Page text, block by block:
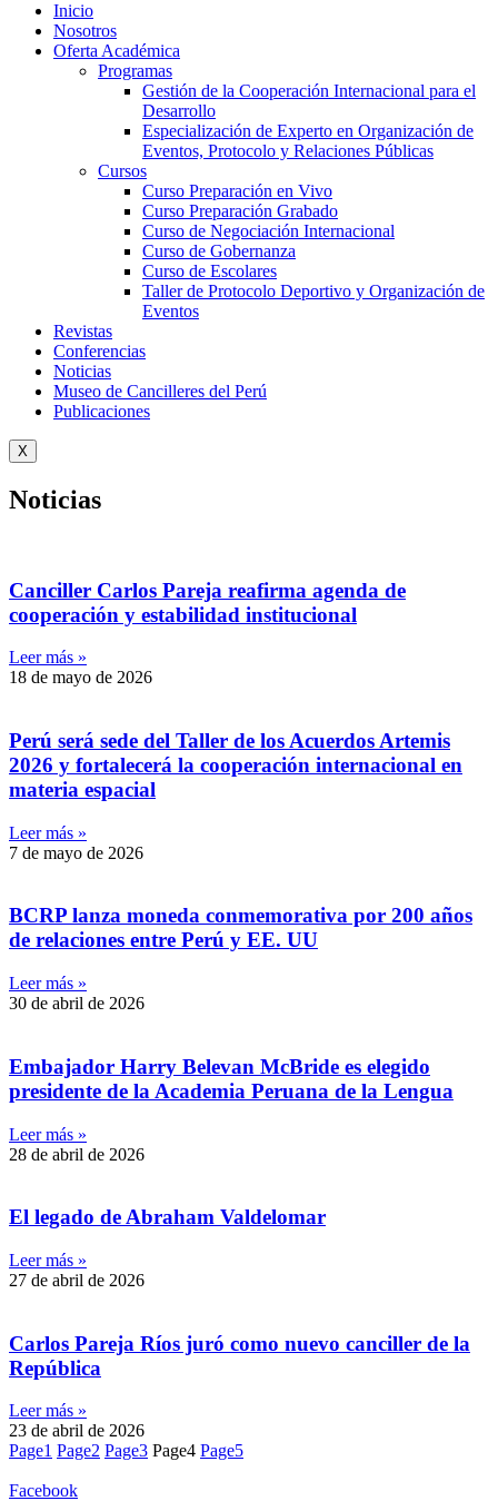
Inicio
Nosotros
Oferta Académica
Programas
Gestión de la Cooperación Internacional para el
Desarrollo
Especialización de Experto en Organización de
Eventos, Protocolo y Relaciones Públicas
Cursos
Curso Preparación en Vivo
Curso Preparación Grabado
Curso de Negociación Internacional
Curso de Gobernanza
Curso de Escolares
Taller de Protocolo Deportivo y Organización de
Eventos
Revistas
Conferencias
Noticias
Museo de Cancilleres del Perú
Publicaciones
X
Noticias
Canciller Carlos Pareja reafirma agenda de
cooperación y estabilidad institucional
Leer más »
18 de mayo de 2026
Perú será sede del Taller de los Acuerdos Artemis
2026 y fortalecerá la cooperación internacional en
materia espacial
Leer más »
7 de mayo de 2026
BCRP lanza moneda conmemorativa por 200 años
de relaciones entre Perú y EE. UU
Leer más »
30 de abril de 2026
Embajador Harry Belevan McBride es elegido
presidente de la Academia Peruana de la Lengua
Leer más »
28 de abril de 2026
El legado de Abraham Valdelomar
Leer más »
27 de abril de 2026
Carlos Pareja Ríos juró como nuevo canciller de la
República
Leer más »
23 de abril de 2026
Page1 Page2 Page3 Page4 Page5
Facebook